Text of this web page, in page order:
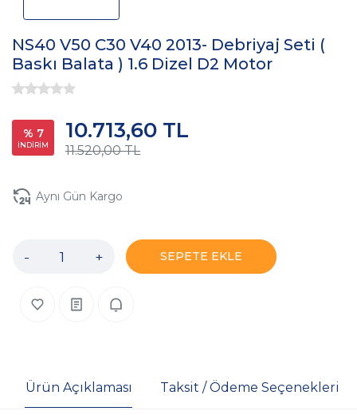
NS40 V50 C30 V40 2013- Debriyaj Seti (
Baskı Balata ) 1.6 Dizel D2 Motor
% 7
İNDİRİM 11.520,00 TL
10.713,60 TL
Aynı Gün Kargo
- + SEPETE EKLE
Ürün Açıklaması Taksit / Ödeme Seçenekleri